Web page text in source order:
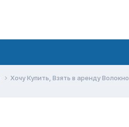
Хочу Купить, Взять в аренду Волокно